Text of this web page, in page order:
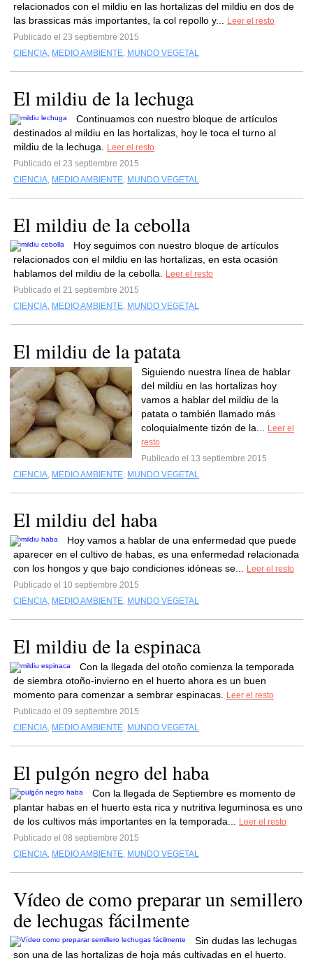
relacionados con el mildiu en las hortalizas del mildiu en dos de
las brassicas más importantes, la col repollo y...
Leer el resto
Publicado el 23 septiembre 2015
CIENCIA, MEDIO AMBIENTE, MUNDO VEGETAL
El mildiu de la lechuga
Continuamos con nuestro bloque de artículos
destinados al mildiu en las hortalizas, hoy le toca el turno al
mildiu de la lechuga.
Leer el resto
Publicado el 23 septiembre 2015
CIENCIA, MEDIO AMBIENTE, MUNDO VEGETAL
El mildiu de la cebolla
Hoy seguimos con nuestro bloque de artículos
relacionados con el mildiu en las hortalizas, en esta ocasión
hablamos del mildiu de la cebolla.
Leer el resto
Publicado el 21 septiembre 2015
CIENCIA, MEDIO AMBIENTE, MUNDO VEGETAL
El mildiu de la patata
Siguiendo nuestra línea de hablar
del mildiu en las hortalizas hoy
vamos a hablar del mildiu de la
patata o también llamado más
coloquialmente tizón de la...
Leer el
resto
Publicado el 13 septiembre 2015
CIENCIA, MEDIO AMBIENTE, MUNDO VEGETAL
El mildiu del haba
Hoy vamos a hablar de una enfermedad que puede
aparecer en el cultivo de habas, es una enfermedad relacionada
con los hongos y que bajo condiciones idóneas se...
Leer el resto
Publicado el 10 septiembre 2015
CIENCIA, MEDIO AMBIENTE, MUNDO VEGETAL
El mildiu de la espinaca
Con la llegada del otoño comienza la temporada
de siembra otoño-invierno en el huerto ahora es un buen
momento para comenzar a sembrar espinacas.
Leer el resto
Publicado el 09 septiembre 2015
CIENCIA, MEDIO AMBIENTE, MUNDO VEGETAL
El pulgón negro del haba
Con la llegada de Septiembre es momento de
plantar habas en el huerto esta rica y nutritiva leguminosa es uno
de los cultivos más importantes en la temporada...
Leer el resto
Publicado el 08 septiembre 2015
CIENCIA, MEDIO AMBIENTE, MUNDO VEGETAL
Vídeo de como preparar un semillero
de lechugas fácilmente
Sin dudas las lechugas
son una de las hortalizas de hoja más cultivadas en el huerto.